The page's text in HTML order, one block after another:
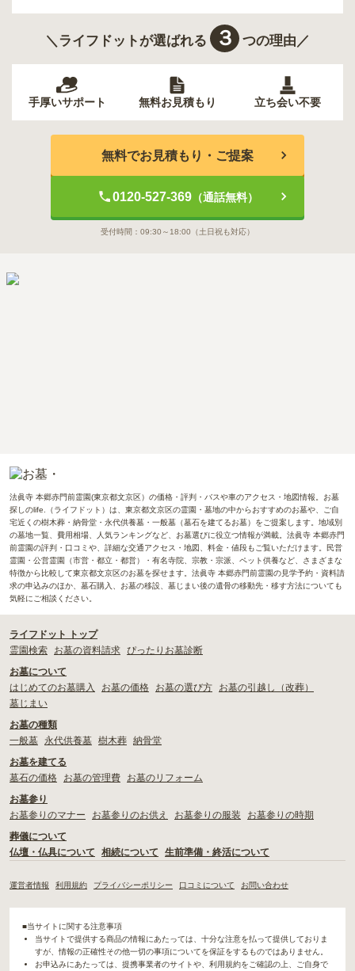
＼ライフドットが選ばれる ３ つの理由／
手厚いサポート 無料お見積もり 立ち会い不要
無料でお見積もり・ご提案
0120-527-369（通話無料）
受付時間： 09:30～18:00 （土日祝も対応）
法眞寺 本郷赤門前霊園(東京都文京区）の価格・評判・バスや車のアクセス・地図情報。お墓
探しのlife.（ライフドット）は、東京都文京区の霊園・墓地の中からおすすめのお墓や、ご自
宅近くの樹木葬・納骨堂・永代供養墓・一般墓（墓石を建てるお墓）をご提案します。地域別
の墓地一覧、費用相場、人気ランキングなど、お墓選びに役立つ情報が満載。法眞寺 本郷赤門
前霊園の評判・口コミや、詳細な交通アクセス・地図、料金・値段もご覧いただけます。民営
霊園・公営霊園（市営・都立・都営）・有名寺院、宗教・宗派、ペット供養など、さまざまな
特徴から比較して東京都文京区のお墓を探せます。法眞寺 本郷赤門前霊園の見学予約・資料請
求の申込みのほか、墓石購入、お墓の移設、墓じまい後の遺骨の移動先・移す方法についても
気軽にご相談ください。
ライフドット トップ
霊園検索
お墓の資料請求 ぴったりお墓診断
お墓について
はじめてのお墓購入
お墓の価格 お墓の選び方
お墓の引越し（改葬）
墓じまい
お墓の種類
一般墓
永代供養墓 樹木葬 納骨堂
お墓を建てる
墓石の価格
お墓の管理費
お墓のリフォーム
お墓参り
お墓参りのマナー
お墓参りのお供え お墓参りの服装
お墓参りの時期
葬儀について
仏壇・仏具について
相続について 生前準備・終活について
運営者情報 利用規約 プライバシーポリシー 口コミについて お問い合わせ
■当サイトに関する注意事項
当サイトで提供する商品の情報にあたっては、十分な注意を払って提供しておりま
すが、情報の正確性その他一切の事項についてを保証をするものではありません。
お申込みにあたっては、提携事業者のサイトや、利用規約をご確認の上、ご自身で